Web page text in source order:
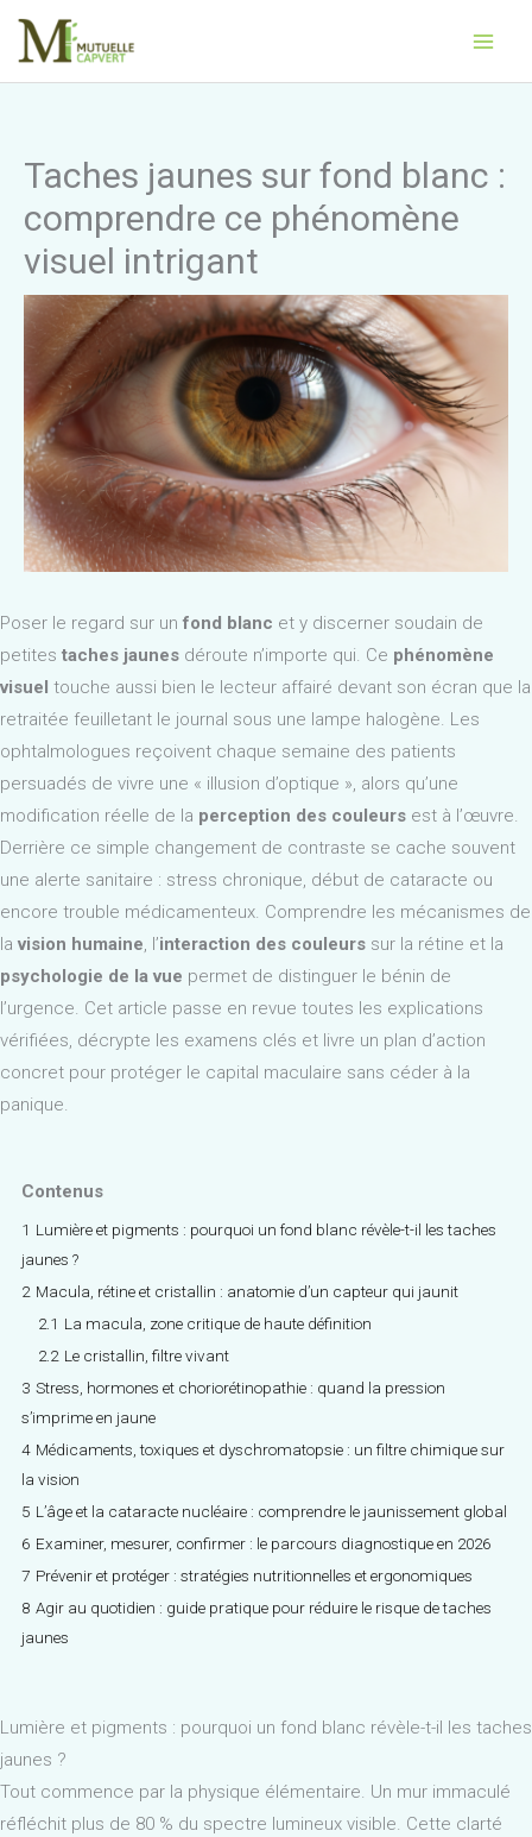
Aller
contenu
Taches jaunes sur fond blanc :
comprendre ce phénomène
visuel intrigant
Poser le regard sur un fond blanc et y discerner soudain de
petites taches jaunes déroute n’importe qui. Ce phénomène
visuel touche aussi bien le lecteur affairé devant son écran que la
retraitée feuilletant le journal sous une lampe halogène. Les
ophtalmologues reçoivent chaque semaine des patients
persuadés de vivre une « illusion d’optique », alors qu’une
modification réelle de la perception des couleurs est à l’œuvre.
Derrière ce simple changement de contraste se cache souvent
une alerte sanitaire : stress chronique, début de cataracte ou
encore trouble médicamenteux. Comprendre les mécanismes de
la vision humaine, l’interaction des couleurs sur la rétine et la
psychologie de la vue permet de distinguer le bénin de
l’urgence. Cet article passe en revue toutes les explications
vérifiées, décrypte les examens clés et livre un plan d’action
concret pour protéger le capital maculaire sans céder à la
panique.
Contenus
1 Lumière et pigments : pourquoi un fond blanc révèle-t-il les taches
jaunes ?
2 Macula, rétine et cristallin : anatomie d’un capteur qui jaunit
2.1 La macula, zone critique de haute définition
2.2 Le cristallin, filtre vivant
3 Stress, hormones et choriorétinopathie : quand la pression
s’imprime en jaune
4 Médicaments, toxiques et dyschromatopsie : un filtre chimique sur
la vision
5 L’âge et la cataracte nucléaire : comprendre le jaunissement global
6 Examiner, mesurer, confirmer : le parcours diagnostique en 2026
7 Prévenir et protéger : stratégies nutritionnelles et ergonomiques
8 Agir au quotidien : guide pratique pour réduire le risque de taches
jaunes
Lumière et pigments : pourquoi un fond blanc révèle-t-il les taches
jaunes ?
Tout commence par la physique élémentaire. Un mur immaculé
réfléchit plus de 80 % du spectre lumineux visible. Cette clarté